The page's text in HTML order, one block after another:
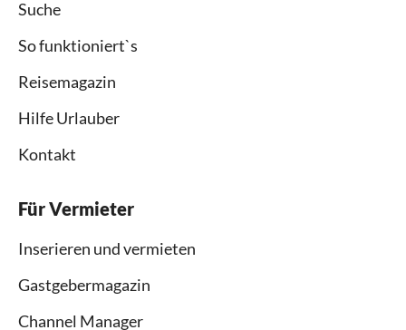
Suche
So funktioniert`s
Reisemagazin
Hilfe Urlauber
Kontakt
Für Vermieter
Inserieren und vermieten
Gastgebermagazin
Channel Manager